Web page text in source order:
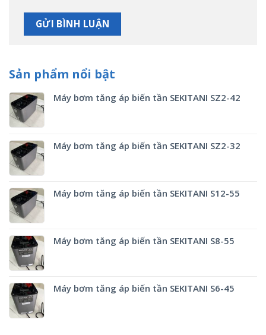
Sản phẩm nổi bật
Máy bơm tăng áp biến tần SEKITANI SZ2-42
Máy bơm tăng áp biến tần SEKITANI SZ2-32
Máy bơm tăng áp biến tần SEKITANI S12-55
Máy bơm tăng áp biến tần SEKITANI S8-55
Máy bơm tăng áp biến tần SEKITANI S6-45